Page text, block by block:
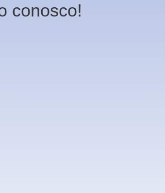
conosco!